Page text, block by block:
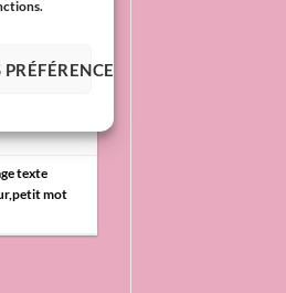
le
texte
,petit mot